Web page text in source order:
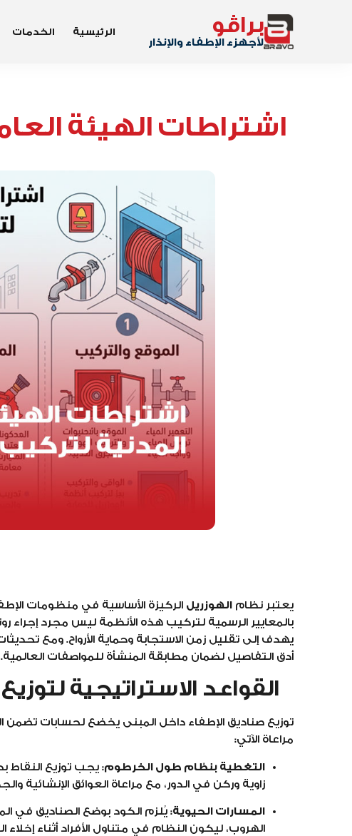
براڤو
لأجهزء الإطفاء والإنذار
الرئيسية الخدمات
اشتراطات الهيئة
يعتبر نظام الهوزريل الركيزة الأساسية في منظومات الإطفاء
بالمعايير الرسمية لتركيب هذه الأنظمة ليس مجرد
أدق التفاصيل لضمان مطابقة المنشأة للمواصفات العالمية.
القواعد الاستراتيجية
مراعاة الآتي:
التغطية بنظام طول الخرطوم: يجب توزيع
زاوية وركن في الدور، مع مراعاة العوائق الإنشائية
المسارات الحيوية: يُلزم الكود بوضع الصناديق في
الهروب، ليكون النظام في متناول الأفراد أثناء إخلاء